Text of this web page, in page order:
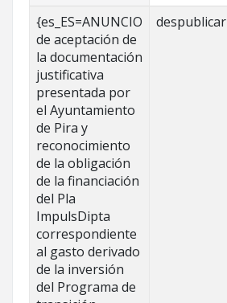
Tots
els
registres
{es_ES=ANUNCIO
de aceptación de
la documentación
justificativa
presentada por
el Ayuntamiento
de Pira y
reconocimiento
de la obligación
de la financiación
del Pla
ImpulsDipta
correspondiente
al gasto derivado
de la inversión
del Programa de
despublicar